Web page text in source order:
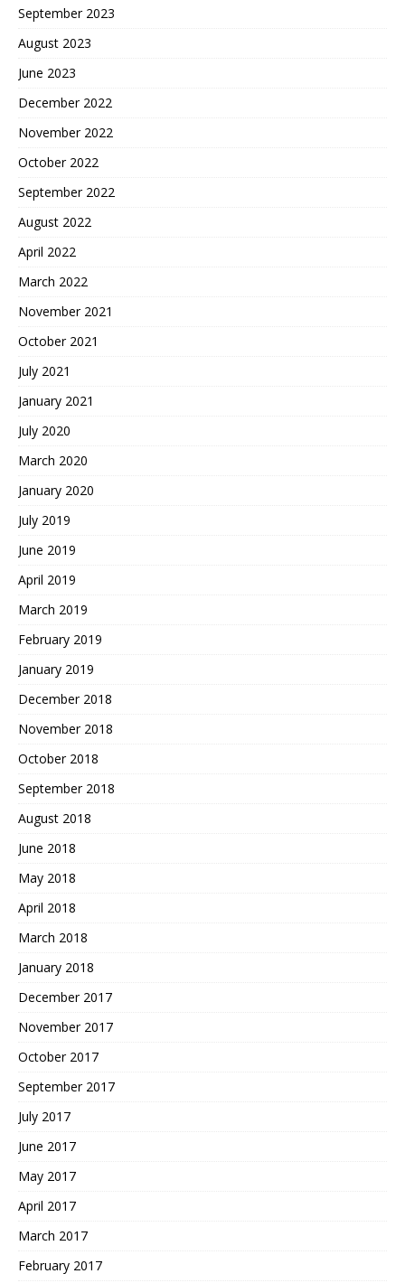
September 2023
August 2023
June 2023
December 2022
November 2022
October 2022
September 2022
August 2022
April 2022
March 2022
November 2021
October 2021
July 2021
January 2021
July 2020
March 2020
January 2020
July 2019
June 2019
April 2019
March 2019
February 2019
January 2019
December 2018
November 2018
October 2018
September 2018
August 2018
June 2018
May 2018
April 2018
March 2018
January 2018
December 2017
November 2017
October 2017
September 2017
July 2017
June 2017
May 2017
April 2017
March 2017
February 2017